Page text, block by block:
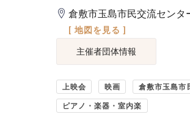
倉敷市玉島市民交流センタ
[ 地図を見る ]
主催者団体情報
上映会 映画 倉敷市玉島市
ピアノ・楽器・室内楽